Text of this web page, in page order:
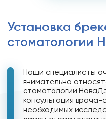
Установка
стоматологии
Наши специалисты
внимательно
стоматологии
консультация
необходимых